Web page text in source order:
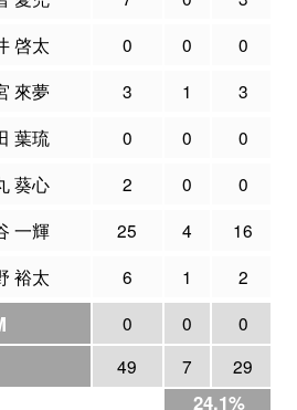
啓太 0 0 0
來夢 3 1 3
葉琉 0 0 0
葵心 2 0 0
一輝 25 4 16
裕太 6 1 2
0 0 0
49 7 29
24.1%